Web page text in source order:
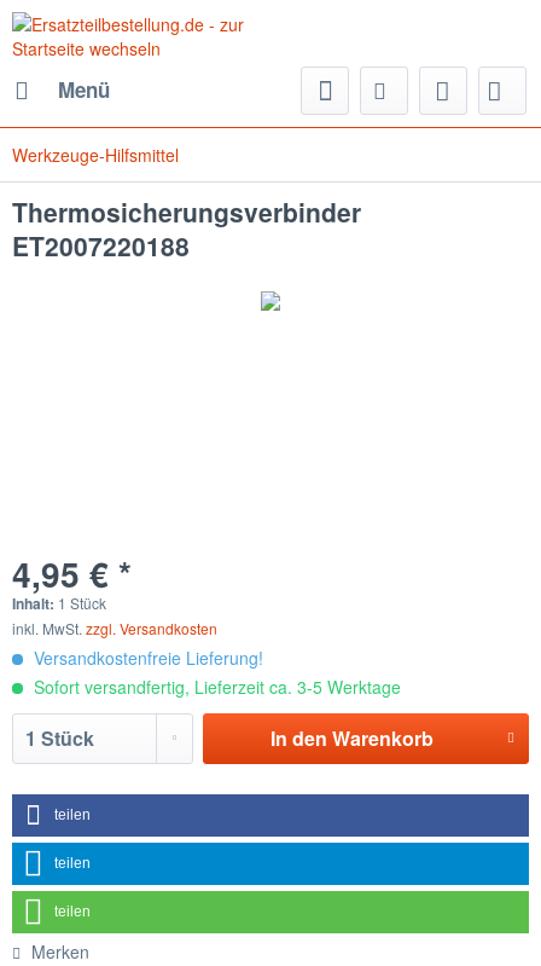
Menü
Werkzeuge-Hilfsmittel
Thermosicherungsverbinder
ET2007220188
4,95 € *
Inhalt: 1 Stück
inkl. MwSt. zzgl. Versandkosten
Versandkostenfreie Lieferung!
Sofort versandfertig, Lieferzeit ca. 3-5 Werktage
In den Warenkorb
teilen
teilen
teilen
Merken